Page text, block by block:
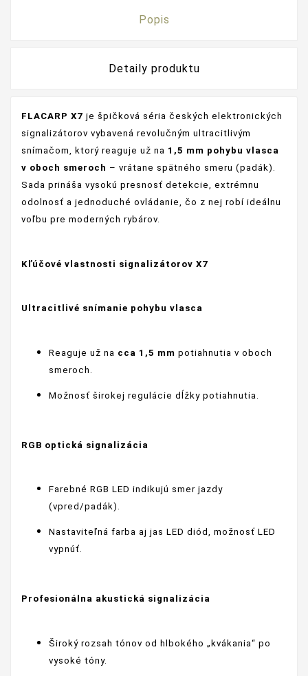
Popis
Detaily produktu
FLACARP X7 je špičková séria českých elektronických
signalizátorov vybavená revolučným ultracitlivým
snímačom, ktorý reaguje už na 1,5 mm pohybu vlasca
v oboch smeroch – vrátane spätného smeru (padák).
Sada prináša vysokú presnosť detekcie, extrémnu
odolnosť a jednoduché ovládanie, čo z nej robí ideálnu
voľbu pre moderných rybárov.
Kľúčové vlastnosti signalizátorov X7
Ultracitlivé snímanie pohybu vlasca
Reaguje už na cca 1,5 mm potiahnutia v oboch
smeroch.
Možnosť širokej regulácie dĺžky potiahnutia.
RGB optická signalizácia
Farebné RGB LED indikujú smer jazdy
(vpred/padák).
Nastaviteľná farba aj jas LED diód, možnosť LED
vypnúť.
Profesionálna akustická signalizácia
Široký rozsah tónov od hlbokého „kvákania“ po
vysoké tóny.